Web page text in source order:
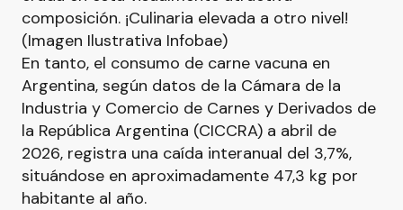
composición. ¡Culinaria elevada a otro nivel!
(Imagen Ilustrativa Infobae)
En tanto, el consumo de carne vacuna en
Argentina, según datos de la Cámara de la
Industria y Comercio de Carnes y Derivados de
la República Argentina (CICCRA) a abril de
2026, registra una caída interanual del 3,7%,
situándose en aproximadamente 47,3 kg por
habitante al año.